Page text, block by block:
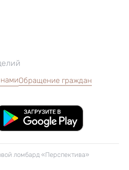
намиОбращение граждан
ломбард «Перспектива»